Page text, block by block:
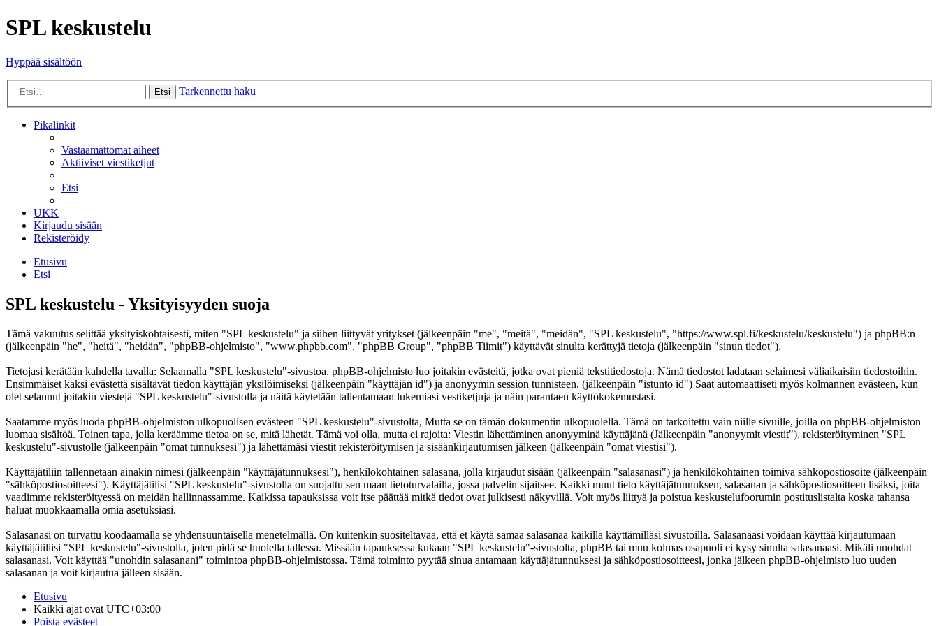
SPL keskustelu
Hyppää sisältöön
Etsi Tarkennettu haku
Pikalinkit
Vastaamattomat aiheet
Aktiiviset viestiketjut
Etsi
UKK
Kirjaudu sisään
Rekisteröidy
Etusivu
Etsi
SPL keskustelu - Yksityisyyden suoja
Tämä vakuutus selittää yksityiskohtaisesti, miten "SPL keskustelu" ja siihen liittyvät yritykset (jälkeenpäin "me", "meitä", "meidän", "SPL keskustelu", "https://www.spl.fi/keskustelu/keskustelu") ja phpBB:n
(jälkeenpäin "he", "heitä", "heidän", "phpBB-ohjelmisto", "www.phpbb.com", "phpBB Group", "phpBB Tiimit") käyttävät sinulta kerättyjä tietoja (jälkeenpäin "sinun tiedot").
Tietojasi kerätään kahdella tavalla: Selaamalla "SPL keskustelu"-sivustoa. phpBB-ohjelmisto luo joitakin evästeitä, jotka ovat pieniä tekstitiedostoja. Nämä tiedostot ladataan selaimesi väliaikaisiin tiedostoihin.
Ensimmäiset kaksi evästettä sisältävät tiedon käyttäjän yksilöimiseksi (jälkeenpäin "käyttäjän id") ja anonyymin session tunnisteen. (jälkeenpäin "istunto id") Saat automaattiseti myös kolmannen evästeen, kun
olet selannut joitakin viestejä "SPL keskustelu"-sivustolla ja näitä käytetään tallentamaan lukemiasi vestiketjuja ja näin parantaen käyttökokemustasi.
Saatamme myös luoda phpBB-ohjelmiston ulkopuolisen evästeen "SPL keskustelu"-sivustolta, Mutta se on tämän dokumentin ulkopuolella. Tämä on tarkoitettu vain niille sivuille, joilla on phpBB-ohjelmiston
luomaa sisältöä. Toinen tapa, jolla keräämme tietoa on se, mitä lähetät. Tämä voi olla, mutta ei rajoita: Viestin lähettäminen anonyyminä käyttäjänä (Jälkeenpäin "anonyymit viestit"), rekisteröityminen "SPL
keskustelu"-sivustolle (jälkeenpäin "omat tunnuksesi") ja lähettämäsi viestit rekisteröitymisen ja sisäänkirjautumisen jälkeen (jälkeenpäin "omat viestisi").
Käyttäjätiliin tallennetaan ainakin nimesi (jälkeenpäin "käyttäjätunnuksesi"), henkilökohtainen salasana, jolla kirjaudut sisään (jälkeenpäin "salasanasi") ja henkilökohtainen toimiva sähköpostiosoite (jälkeenpäin
"sähköpostiosoitteesi"). Käyttäjätilisi "SPL keskustelu"-sivustolla on suojattu sen maan tietoturvalailla, jossa palvelin sijaitsee. Kaikki muut tieto käyttäjätunnuksen, salasanan ja sähköpostiosoitteen lisäksi, joita
vaadimme rekisteröityessä on meidän hallinnassamme. Kaikissa tapauksissa voit itse päättää mitkä tiedot ovat julkisesti näkyvillä. Voit myös liittyä ja poistua keskustelufoorumin postituslistalta koska tahansa
haluat muokkaamalla omia asetuksiasi.
Salasanasi on turvattu koodaamalla se yhdensuuntaisella menetelmällä. On kuitenkin suositeltavaa, että et käytä samaa salasanaa kaikilla käyttämilläsi sivustoilla. Salasanaasi voidaan käyttää kirjautumaan
käyttäjätiliisi "SPL keskustelu"-sivustolla, joten pidä se huolella tallessa. Missään tapauksessa kukaan "SPL keskustelu"-sivustolta, phpBB tai muu kolmas osapuoli ei kysy sinulta salasanaasi. Mikäli unohdat
salasanasi. Voit käyttää "unohdin salasanani" toimintoa phpBB-ohjelmistossa. Tämä toiminto pyytää sinua antamaan käyttäjätunnuksesi ja sähköpostiosoitteesi, jonka jälkeen phpBB-ohjelmisto luo uuden
salasanan ja voit kirjautua jälleen sisään.
Etusivu
Kaikki ajat ovat UTC+03:00
Poista evästeet